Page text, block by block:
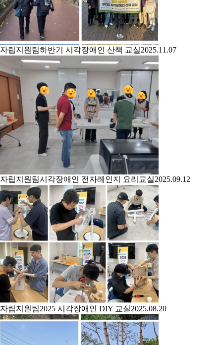
자립지원팀하반기 시각장애인 산책 교실2025.11.07
자립지원팀시각장애인 전자레인지 요리교실2025.09.12
자립지원팀2025 시각장애인 DIY 교실2025.08.20